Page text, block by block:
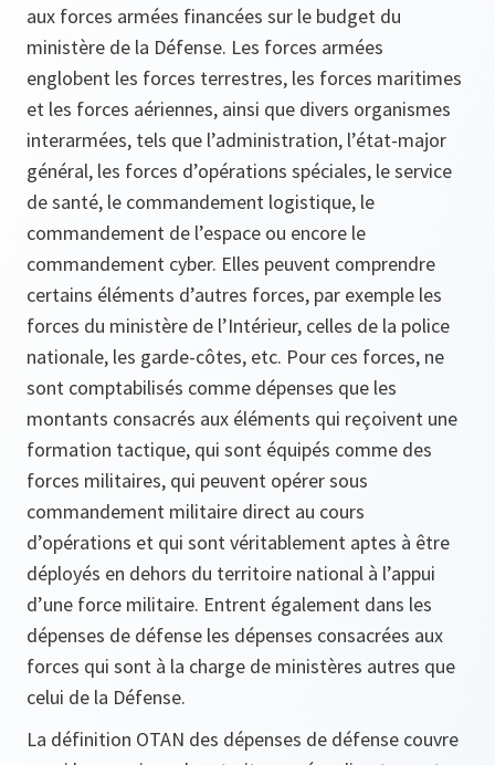
aux forces armées financées sur le budget du
ministère de la Défense. Les forces armées
englobent les forces terrestres, les forces maritimes
et les forces aériennes, ainsi que divers organismes
interarmées, tels que l’administration, l’état-major
général, les forces d’opérations spéciales, le service
de santé, le commandement logistique, le
commandement de l’espace ou encore le
commandement cyber. Elles peuvent comprendre
certains éléments d’autres forces, par exemple les
forces du ministère de l’Intérieur, celles de la police
nationale, les garde-côtes, etc. Pour ces forces, ne
sont comptabilisés comme dépenses que les
montants consacrés aux éléments qui reçoivent une
formation tactique, qui sont équipés comme des
forces militaires, qui peuvent opérer sous
commandement militaire direct au cours
d’opérations et qui sont véritablement aptes à être
déployés en dehors du territoire national à l’appui
d’une force militaire. Entrent également dans les
dépenses de défense les dépenses consacrées aux
forces qui sont à la charge de ministères autres que
celui de la Défense.
La définition OTAN des dépenses de défense couvre